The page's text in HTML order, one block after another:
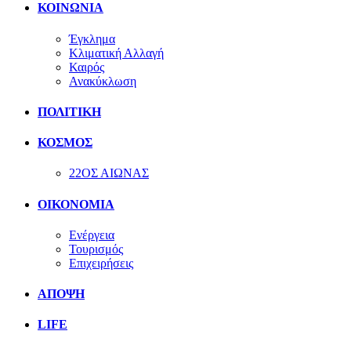
ΚΟΙΝΩΝΙΑ
Έγκλημα
Κλιματική Αλλαγή
Καιρός
Ανακύκλωση
ΠΟΛΙΤΙΚΗ
ΚΟΣΜΟΣ
22ΟΣ ΑΙΩΝΑΣ
ΟΙΚΟΝΟΜΙΑ
Ενέργεια
Τουρισμός
Επιχειρήσεις
ΑΠΟΨΗ
LIFE